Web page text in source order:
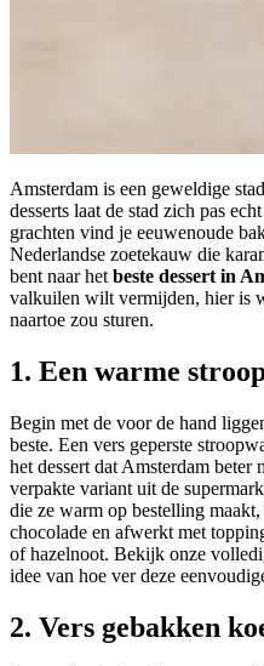
Amsterdam is een geweldige
desserts laat de stad zich pas
grachten vind je eeuwenoude
Nederlandse zoetekauw die
bent naar het beste dessert in
valkuilen wilt vermijden, hier is
naartoe zou sturen.
1. Een warme
Begin met de voor de hand
beste. Een vers geperste
het dessert dat Amsterdam
verpakte variant uit de
die ze warm op bestelling
chocolade en afwerkt met
of hazelnoot. Bekijk onze
idee van hoe ver deze
2. Vers gebakken